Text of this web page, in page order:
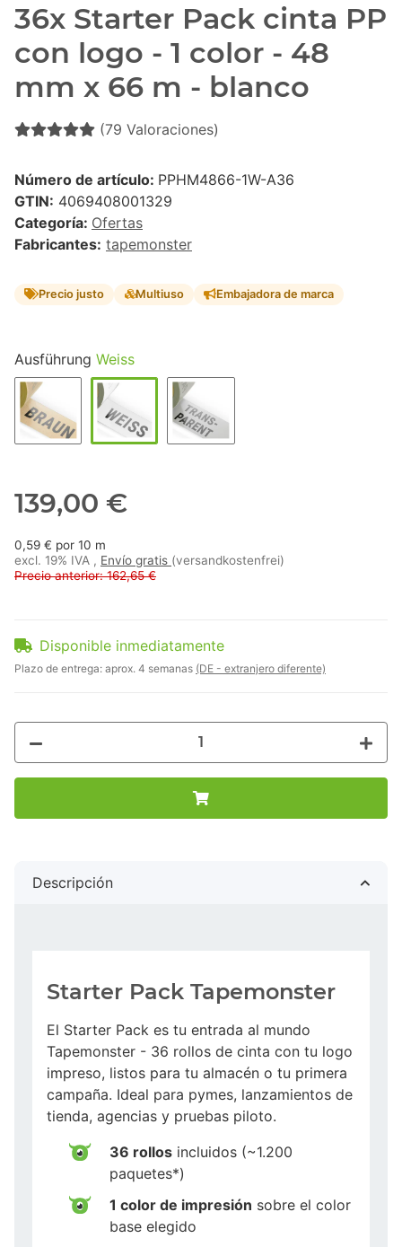
36x Starter Pack cinta PP
con logo - 1 color - 48
mm x 66 m - blanco
(79 Valoraciones)
Número de artículo: PPHM4866-1W-A36
GTIN: 4069408001329
Categoría: Ofertas
Fabricantes: tapemonster
Precio justo Multiuso Embajadora de marca
Ausführung Weiss
139,00 €
0,59 € por 10 m
excl. 19% IVA , Envío gratis (versandkostenfrei)
Precio anterior: 162,65 €
Disponible inmediatamente
Plazo de entrega: aprox. 4 semanas (DE - extranjero diferente)
Descripción
Starter Pack Tapemonster
El Starter Pack es tu entrada al mundo
Tapemonster - 36 rollos de cinta con tu logo
impreso, listos para tu almacén o tu primera
campaña. Ideal para pymes, lanzamientos de
tienda, agencias y pruebas piloto.
36 rollos incluidos (~1.200
paquetes*)
1 color de impresión sobre el color
base elegido